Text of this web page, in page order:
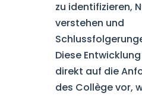
zu identifizieren,
verstehen und
Diese
direkt auf die
des Collège vor,